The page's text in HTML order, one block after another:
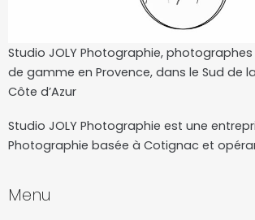
Studio JOLY Photographie,
de gamme en Provence, dans le Sud de
Côte d’Azur
Studio JOLY Photographie est une
Photographie basée à Cotignac et
Menu